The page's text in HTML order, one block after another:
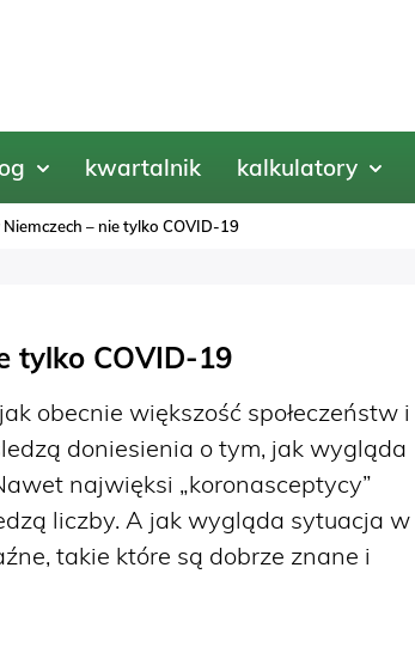
kwartalnik kalkulatory
– nie tylko COVID-19
tylko COVID-19
obecnie większość społeczeństw i
doniesienia o tym, jak wygląda
najwięksi „koronasceptycy”
liczby. A jak wygląda sytuacja w
takie które są dobrze znane i